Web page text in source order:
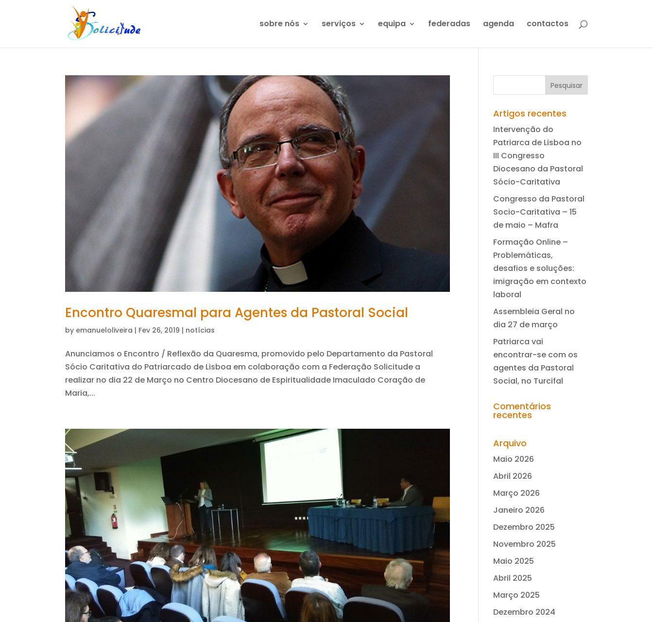
sobre nós serviços equipa federadas agenda contactos
Encontro Quaresmal para Agentes da Pastoral Social
by emanueloliveira | Fev 26, 2019 | notícias
Anunciamos o Encontro / Reflexão da Quaresma, promovido pelo Departamento da Pastoral
Sócio Caritativa do Patriarcado de Lisboa em colaboração com a Federação Solicitude a
realizar no dia 22 de Março no Centro Diocesano de Espiritualidade Imaculado Coração de
Maria,...
Artigos recentes
Intervenção do
Patriarca de Lisboa no
III Congresso
Diocesano da Pastoral
Sócio-Caritativa
Congresso da Pastoral
Socio-Caritativa – 15
de maio – Mafra
Formação Online –
Problemáticas,
desafios e soluções:
imigração em contexto
laboral
Assembleia Geral no
dia 27 de março
Patriarca vai
encontrar-se com os
agentes da Pastoral
Social, no Turcifal
Comentários
recentes
Arquivo
Maio 2026
Abril 2026
Março 2026
Janeiro 2026
Dezembro 2025
Novembro 2025
Maio 2025
Abril 2025
Março 2025
Dezembro 2024